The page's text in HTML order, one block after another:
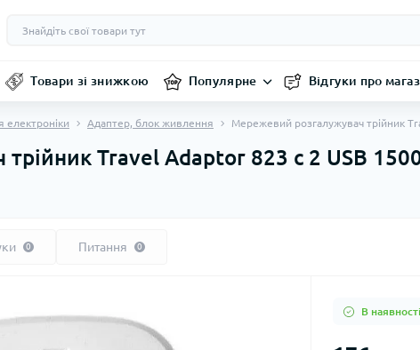
Товари зі знижкою Популярне Відгуки про
електроніки Адаптер, блок живлення Мережевий розгалужувач трійник
Travel Adaptor 823 c 2 USB
0 Питання 0
В наявності